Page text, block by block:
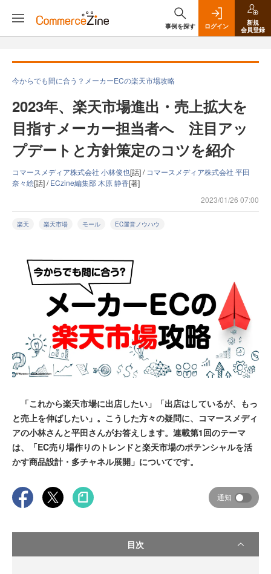
事例を探す ログイン
新規
会員登録
今からでも間に合う？メーカーECの楽天市場攻略
2023年、楽天市場進出・売上拡大を
目指すメーカー担当者へ 注目アッ
プデートと方針策定のコツを紹介
コマースメディア株式会社 小林俊也[話] / コマースメディア株式会社 平田
奈々絵[話] /ECzine編集部 木原 静香[著]
2023/01/26 07:00
楽天 楽天市場 モール EC運営ノウハウ
「これから楽天市場に出店したい」「出店はしているが、もっ
と売上を伸ばしたい」。こうした方々の疑問に、コマースメディ
アの小林さんと平田さんがお答えします。連載第1回のテーマ
は、「EC売り場作りのトレンドと楽天市場のポテンシャルを活
かす商品設計・多チャネル展開」についてです。
通知
目次